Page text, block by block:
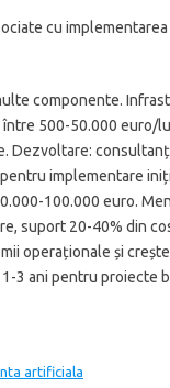
cu
componente.
500-50.000 euro/
Dezvoltare:
implementare
100.000 euro.
suport 20-40% din
operaționale și
3 ani pentru proiecte
artificiala